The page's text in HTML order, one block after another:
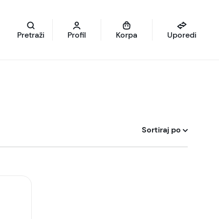
Pretraži Profil Korpa Uporedi
Sortiraj po